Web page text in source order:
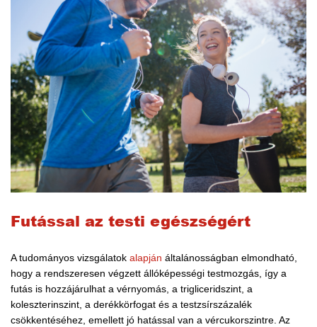
Futással az testi egészségért
A tudományos vizsgálatok alapján általánosságban elmondható,
hogy a rendszeresen végzett állóképességi testmozgás, így a
futás is hozzájárulhat a vérnyomás, a trigliceridszint, a
koleszterinszint, a derékkörfogat és a testzsírszázalék
csökkentéséhez, emellett jó hatással van a vércukorszintre. Az